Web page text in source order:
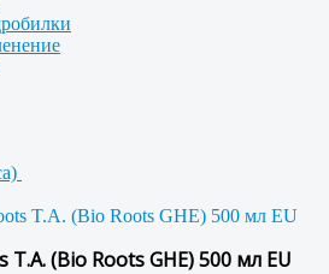
T.A. (Bio Roots GHE) 500 мл EU
(Bio Roots GHE) 500 мл EU